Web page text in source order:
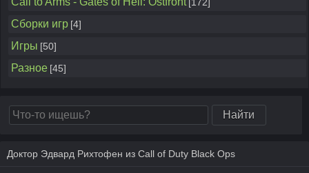
Сборки игр [4]
Игры [50]
Разное [45]
Доктор Эдвард Рихтофен из Call of Duty Black Ops